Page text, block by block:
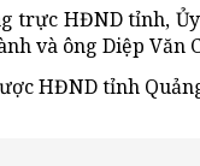
trực HĐND tỉnh,
và ông Diệp
HĐND tỉnh